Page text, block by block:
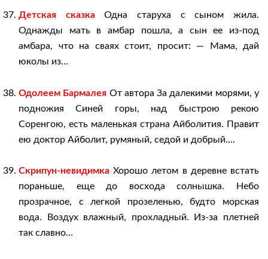
Детская сказкаОдна старуха с сыном жила.
Однажды мать в амбар пошла, а сын ее из-под
амбара, что на сваях стоит, просит: — Мама, дай
юколы из...
Одолеем Бармалея От автора За далекими морями, у
подножия Синей горы, над быстрою рекою
Соренгою, есть маленькая страна Айболития. Правит
ею доктор Айболит, румяный, седой и добрый....
Скрипун-невидимка Хорошо летом в деревне встать
пораньше, еще до восхода солнышка. Небо
прозрачное, с легкой прозеленью, будто морская
вода. Воздух влажный, прохладный. Из-за плетней
так славно...